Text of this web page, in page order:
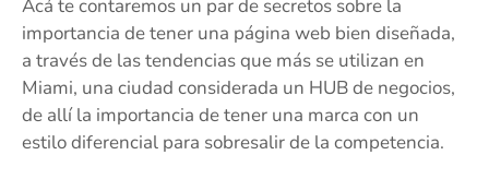
Acá te contaremos un par de secretos sobre la
importancia de tener una página web bien diseñada,
a través de las tendencias que más se utilizan en
Miami, una ciudad considerada un HUB de negocios,
de allí la importancia de tener una marca con un
estilo diferencial para sobresalir de la competencia.